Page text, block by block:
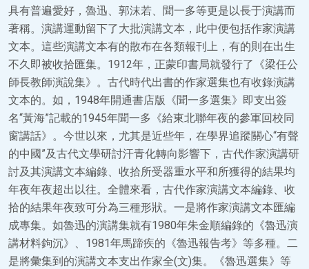
具有普遍愛好，魯迅、郭沫若、聞一多等更是以長于演講而
著稱。演講運動留下了大批演講文本，此中便包括作家演講
文本。這些演講文本有的散布在各類報刊上，有的則在出生
不久即被收拾匯集。1912年，正蒙印書局就發行了《梁任公
師長教師演說集》。古代時代出書的作家選集也有收錄演講
文本的。如，1948年開通書店版《聞一多選集》即支出簽
名“黃海”記載的1945年聞一多《給東北聯年夜的參軍回校同
窗講話》。今世以來，尤其是近些年，在學界追蹤關心“有聲
的中國”及古代文學研討汗青化轉向影響下，古代作家演講研
討及其演講文本編錄、收拾所受器重水平和所獲得的結果均
年夜年夜超出以往。全體來看，古代作家演講文本編錄、收
拾的結果年夜致可分為三種形狀。一是將作家演講文本匯編
成專集。如魯迅的演講集就有1980年朱金順編錄的《魯迅演
講材料鉤沉》、1981年馬蹄疾的《魯迅報告考》等多種。二
是將彙集到的演講文本支出作家全(文)集。《魯迅選集》等